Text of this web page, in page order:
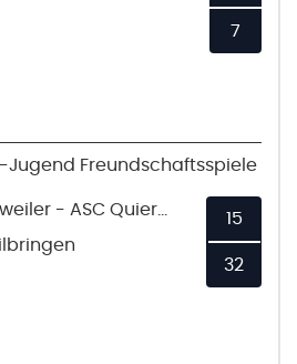
7
Jugend Freundschaftsspiele
15
32